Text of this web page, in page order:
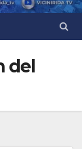
del